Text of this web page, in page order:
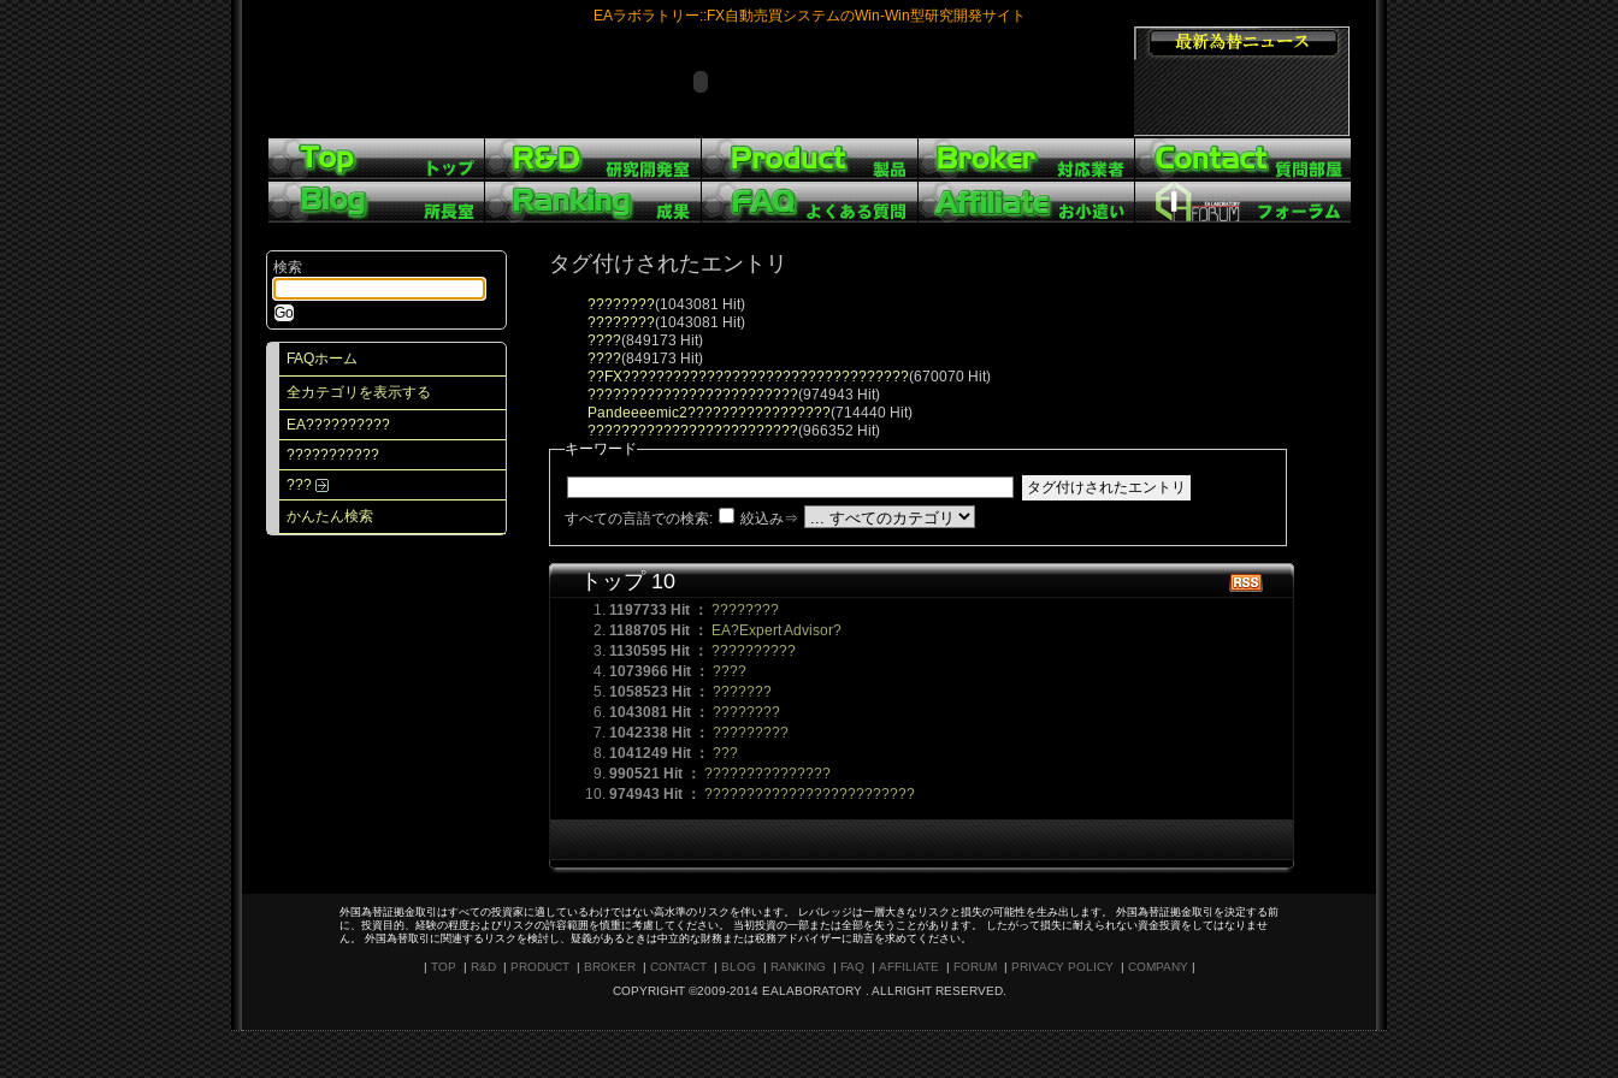
EAラボラトリー::FX自動売買システムのWin-Win型研究開発サイト
検索
FAQホーム
全カテゴリを表示する
EA??????????
???????????
???
かんたん検索
タグ付けされたエントリ
????????(1043081 Hit)
????????(1043081 Hit)
????(849173 Hit)
????(849173 Hit)
??FX??????????????????????????????????(670070 Hit)
?????????????????????????(974943 Hit)
Pandeeeemic2?????????????????(714440 Hit)
?????????????????????????(966352 Hit)
キーワード
すべての言語での検索: 絞込み⇒
トップ 10
1197733 Hit ： ????????
1188705 Hit ：
EA?Expert Advisor?
1130595 Hit ： ??????????
1073966 Hit ： ????
1058523 Hit ： ???????
1043081 Hit ： ????????
1042338 Hit ： ?????????
1041249 Hit ： ???
990521 Hit ： ???????????????
974943 Hit ： ?????????????????????????
外国為替証拠金取引はすべての投資家に適しているわけではない高水準のリスクを伴います。 レバレッジは一層大きなリスクと損失の可能性を生み出します。 外国為替証拠金取引を決定する前
に、投資目的、経験の程度およびリスクの許容範囲を慎重に考慮してください。 当初投資の一部または全部を失うことがあります。 したがって損失に耐えられない資金投資をしてはなりませ
ん。 外国為替取引に関連するリスクを検討し、疑義があるときは中立的な財務または税務アドバイザーに助言を求めてください。
| TOP | R&D| PRODUCT| BROKER| CONTACT| BLOG | RANKING | FAQ| AFFILIATE | FORUM| PRIVACY POLICY | COMPANY |
COPYRIGHT ©2009-2014 EALABORATORY . ALLRIGHT RESERVED.